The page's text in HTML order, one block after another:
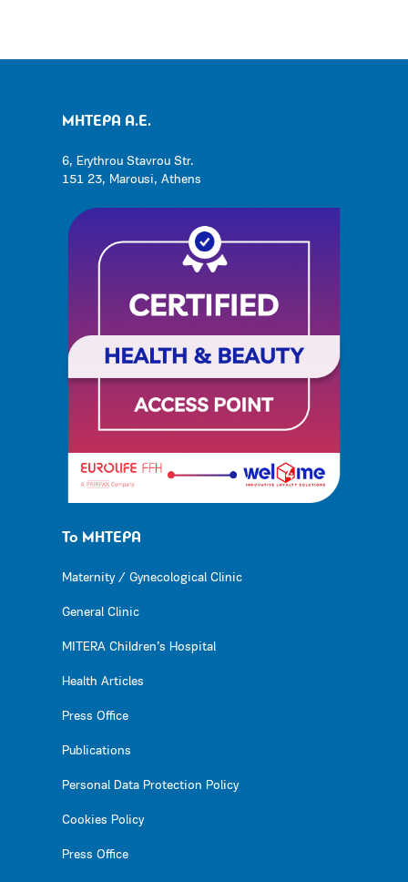
ΜΗΤΕΡΑ Α.Ε.
6, Erythrou Stavrou Str.
151 23, Marousi, Athens
Το ΜΗΤΕΡΑ
Maternity / Gynecological Clinic
General Clinic
MITERA Children’s Hospital
Health Articles
Press Office
Publications
Personal Data Protection Policy
Cookies Policy
Press Office